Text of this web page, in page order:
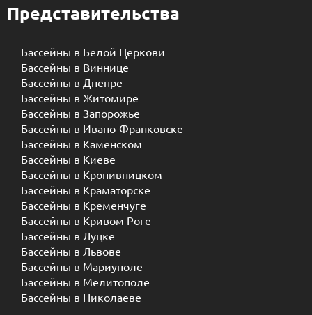
Представительства
Бассейны в Белой Церкови
Бассейны в Виннице
Бассейны в Днепре
Бассейны в Житомире
Бассейны в Запорожье
Бассейны в Ивано-Франковске
Бассейны в Каменском
Бассейны в Киеве
Бассейны в Кропивницком
Бассейны в Краматорске
Бассейны в Кременчуге
Бассейны в Кривом Роге
Бассейны в Луцке
Бассейны в Львове
Бассейны в Мариуполе
Бассейны в Мелитополе
Бассейны в Николаеве